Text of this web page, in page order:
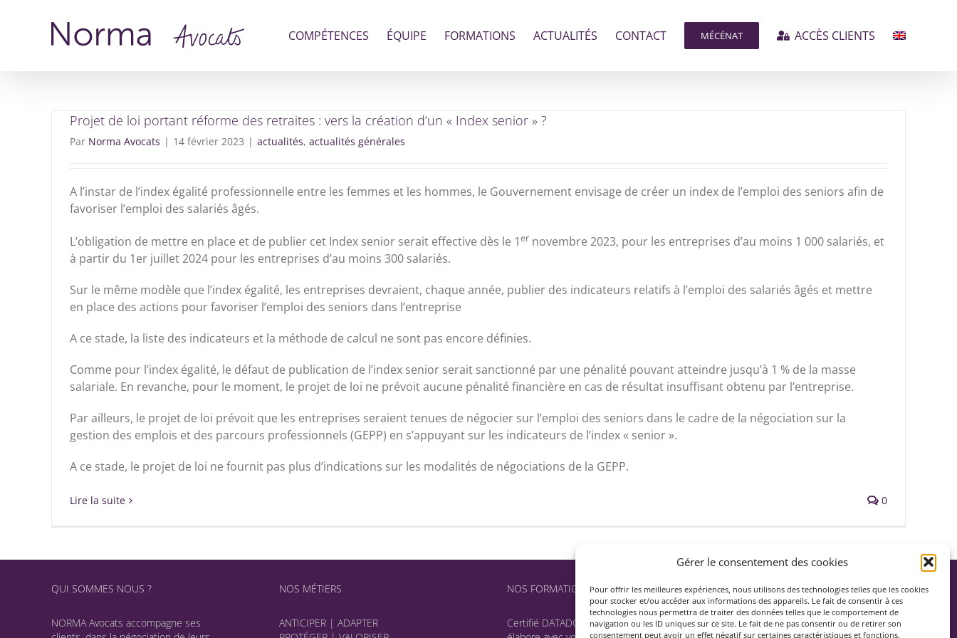
Gérer le consentement des cookies
Pour offrir les meilleures expériences, nous utilisons des technologies telles que les cookies
pour stocker et/ou accéder aux informations des appareils. Le fait de consentir à ces
technologies nous permettra de traiter des données telles que le comportement de
navigation ou les ID uniques sur ce site. Le fait de ne pas consentir ou de retirer son
consentement peut avoir un effet négatif sur certaines caractéristiques et fonctions.
COMPÉTENCES ÉQUIPE FORMATIONS ACTUALITÉS CONTACT MÉCÉNAT ACCÈS CLIENTS
Projet de loi portant réforme des retraites : vers la création d’un « Index senior » ?
Par Norma Avocats | 14 février 2023 | actualités, actualités générales
A l’instar de l’index égalité professionnelle entre les femmes et les hommes, le Gouvernement envisage de créer un index de l’emploi des seniors afin de
favoriser l’emploi des salariés âgés.
L’obligation de mettre en place et de publier cet Index senior serait effective dès le 1er novembre 2023, pour les entreprises d’au moins 1 000 salariés, et
à partir du 1er juillet 2024 pour les entreprises d’au moins 300 salariés.
Sur le même modèle que l’index égalité, les entreprises devraient, chaque année, publier des indicateurs relatifs à l’emploi des salariés âgés et mettre
en place des actions pour favoriser l’emploi des seniors dans l’entreprise
A ce stade, la liste des indicateurs et la méthode de calcul ne sont pas encore définies.
Comme pour l’index égalité, le défaut de publication de l’index senior serait sanctionné par une pénalité pouvant atteindre jusqu’à 1 % de la masse
salariale. En revanche, pour le moment, le projet de loi ne prévoit aucune pénalité financière en cas de résultat insuffisant obtenu par l’entreprise.
Par ailleurs, le projet de loi prévoit que les entreprises seraient tenues de négocier sur l’emploi des seniors dans le cadre de la négociation sur la
gestion des emplois et des parcours professionnels (GEPP) en s’appuyant sur les indicateurs de l’index « senior ».
A ce stade, le projet de loi ne fournit pas plus d’indications sur les modalités de négociations de la GEPP.
Lire la suite 0
QUI SOMMES NOUS ?
NORMA Avocats accompagne ses
NOS MÉTIERS
ANTICIPER | ADAPTER
NOS FORMATIONS
Certifié DATADOCK, NORMA Avocats
NOUS CONTACTER
18 rue de Vienne